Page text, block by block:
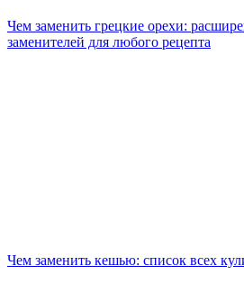
Чем заменить грецкие орехи:
заменителей для любого рецепта
Чем заменить кешью: список всех